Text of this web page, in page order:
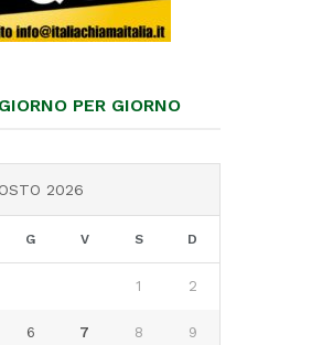
PER GIORNO
2026
G V S D
1 2
6 7 8 9